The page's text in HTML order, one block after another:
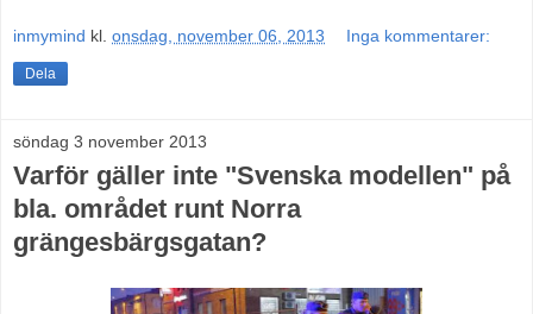
inmymind kl. onsdag, november 06, 2013 Inga kommentarer:
Dela
söndag 3 november 2013
Varför gäller inte "Svenska modellen" på
bla. området runt Norra
grängesbärgsgatan?